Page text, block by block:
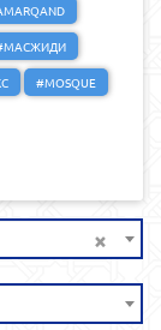
#MOSQUE
×